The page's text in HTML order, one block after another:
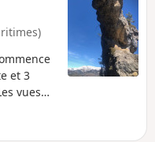
et 3
vues